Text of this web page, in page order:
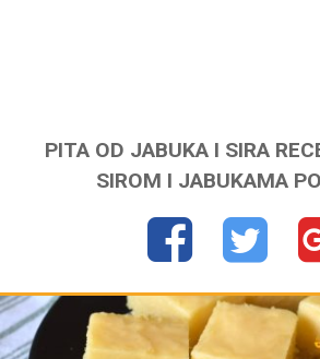
PITA OD JABUKA I SIRA
SIROM I JABUKAMA